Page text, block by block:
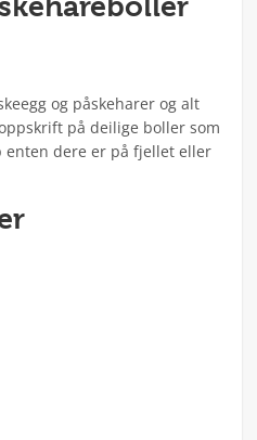
og påskeharer og alt
på deilige boller som
enten dere er på fjellet eller